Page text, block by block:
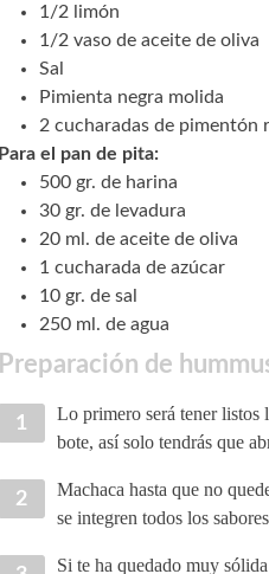
1/2 limón
1/2 vaso de aceite de oliva
Sal
Pimienta negra molida
2 cucharadas de pimentón
Para el pan de pita:
500 gr. de harina
30 gr. de levadura
20 ml. de aceite de oliva
1 cucharada de azúcar
10 gr. de sal
250 ml. de agua
Preparación de
Lo primero será tener listos
bote, así solo tendrás que
Machaca hasta que no
se integren todos los
Si te ha quedado muy